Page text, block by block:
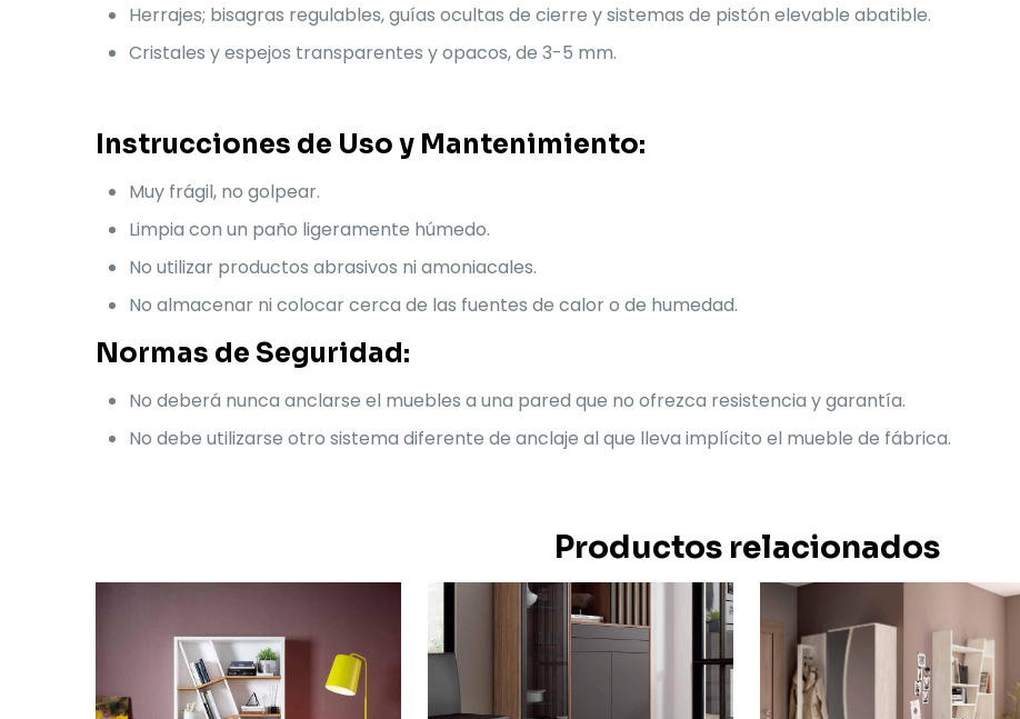
Herrajes; bisagras regulables, guías ocultas de cierre y sistemas de pistón elevable abatible.
Cristales y espejos transparentes y opacos, de 3-5 mm.
Instrucciones de Uso y Mantenimiento:
Muy frágil, no golpear.
Limpia con un paño ligeramente húmedo.
No utilizar productos abrasivos ni amoniacales.
No almacenar ni colocar cerca de las fuentes de calor o de humedad.
Normas de Seguridad:
No deberá nunca anclarse el muebles a una pared que no ofrezca resistencia y garantía.
No debe utilizarse otro sistema diferente de anclaje al que lleva implícito el mueble de fábrica.
Productos relacionados